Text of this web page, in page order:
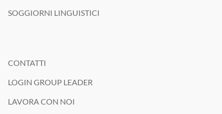
SOGGIORNI LINGUISTICI
CONTATTI
LOGIN GROUP LEADER
LAVORA CON NOI